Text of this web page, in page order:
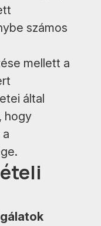
számos
mellett a
által
hogy